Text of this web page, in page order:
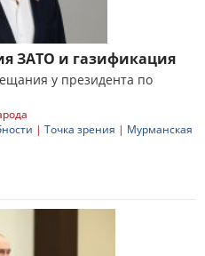
ЗАТО и газификация
у президента по
| Точка зрения | Мурманская